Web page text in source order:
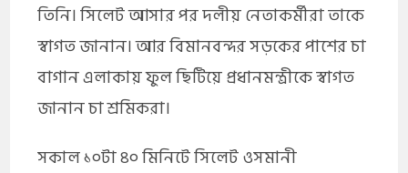
তিনি। সিলেট আসার পর দলীয় নেতাকর্মীরা তাকে
স্বাগত জানান। আর বিমানবন্দর সড়কের পাশের চা
বাগান এলাকায় ফুল ছিটিয়ে প্রধানমন্ত্রীকে স্বাগত
জানান চা শ্রমিকরা।
সকাল ১০টা ৪০ মিনিটে সিলেট ওসমানী